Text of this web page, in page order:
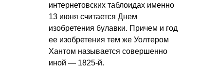
интернетовских таблоидах именно
13 июня считается Днем
изобретения булавки. Причем и год
ее изобретения тем же Уолтером
Хантом называется совершенно
иной — 1825-й.